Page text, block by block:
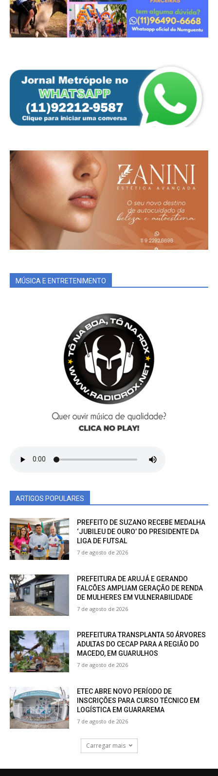
MÚSICA E ENTRETENIMENTO
ARTIGOS POPULARES
PREFEITO DE SUZANO RECEBE MEDALHA
‘JUBILEU DE OURO’ DO PRESIDENTE DA
LIGA DE FUTSAL
7 de agosto de 2026
PREFEITURA DE ARUJÁ E GERANDO
FALCÕES AMPLIAM GERAÇÃO DE RENDA
DE MULHERES EM VULNERABILIDADE
7 de agosto de 2026
PREFEITURA TRANSPLANTA 50 ÁRVORES
ADULTAS DO CECAP PARA A REGIÃO DO
MACEDO, EM GUARULHOS
7 de agosto de 2026
ETEC ABRE NOVO PERÍODO DE
INSCRIÇÕES PARA CURSO TÉCNICO EM
LOGÍSTICA EM GUARAREMA
7 de agosto de 2026
Carregar mais